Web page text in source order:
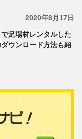
2020年8月17日
で足場材レンタルした
ウンロード方法も紹